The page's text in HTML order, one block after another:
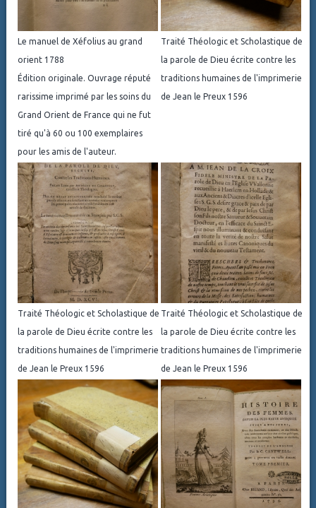
Le manuel de Xéfolius au grand
orient 1788
Édition originale. Ouvrage réputé
rarissime imprimé par les soins du
Grand Orient de France qui ne fut
tiré qu'à 60 ou 100 exemplaires
pour les amis de l'auteur.
Traité Théologic et Scholastique de
la parole de Dieu écrite contre les
traditions humaines de l'imprimerie
de Jean le Preux 1596
Traité Théologic et Scholastique de
la parole de Dieu écrite contre les
traditions humaines de l'imprimerie
de Jean le Preux 1596
Traité Théologic et Scholastique de
la parole de Dieu écrite contre les
traditions humaines de l'imprimerie
de Jean le Preux 1596